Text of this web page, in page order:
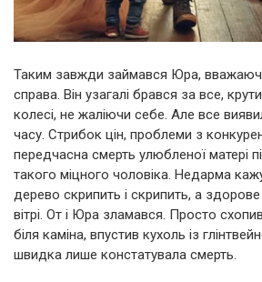
Таким завжди займався Юра,
справа. Він узагалі брався за все,
колесі, не жаліючи себе. Але все
часу. Стрибок цін, проблеми з
передчасна смерть улюбленої матері
такого міцного чоловіка. Недарма
дерево скрипить і скрипить, а
вітрі. От і Юра зламався. Просто
біля каміна, впустив кухоль із
швидка лише констатувала смерть.